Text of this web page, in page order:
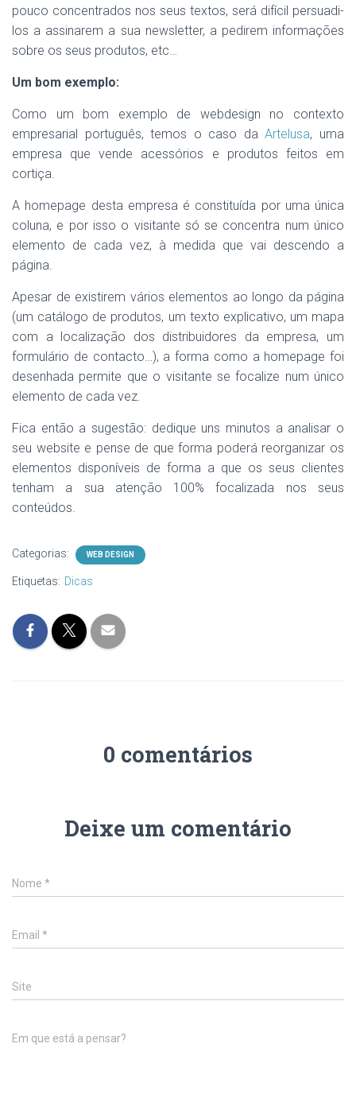
pouco concentrados nos seus textos, será difícil persuadi-
los a assinarem a sua newsletter, a pedirem informações
sobre os seus produtos, etc…
Um bom exemplo:
Como um bom exemplo de webdesign no contexto
empresarial português, temos o caso daArtelusa, uma
empresa que vende acessórios e produtos feitos em
cortiça.
A homepage desta empresa é constituída por uma única
coluna, e por isso o visitante só se concentra num único
elemento de cada vez, à medida que vai descendo a
página.
Apesar de existirem vários elementos ao longo da página
(um catálogo de produtos, um texto explicativo, um mapa
com a localização dos distribuidores da empresa, um
formulário de contacto…), a forma como a homepage foi
desenhada permite que o visitante se focalize num único
elemento de cada vez.
Fica então a sugestão: dedique uns minutos a analisar o
seu website e pense de que forma poderá reorganizar os
elementos disponíveis de forma a que os seus clientes
tenham a sua atenção 100% focalizada nos seus
conteúdos.
Categorias: WEB DESIGN
Etiquetas: Dicas
0 comentários
Deixe um comentário
Nome *
Email *
Site
Em que está a pensar?